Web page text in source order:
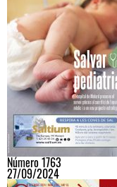
Número 1763
27/09/2024